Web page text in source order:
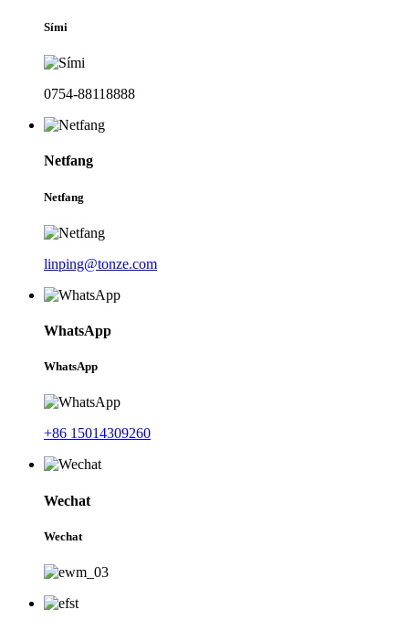
Sími
0754-88118888
Netfang
Netfang
linping@tonze.com
WhatsApp
WhatsApp
+86 15014309260
Wechat
Wechat